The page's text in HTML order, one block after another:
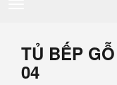
TỦ BẾP
04